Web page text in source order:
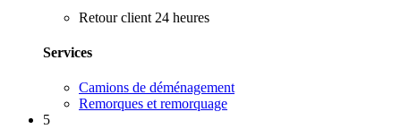
Retour client 24 heures
Services
Camions de déménagement
Remorques et remorquage
5